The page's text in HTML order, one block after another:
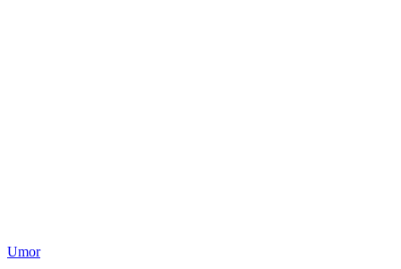
Umor